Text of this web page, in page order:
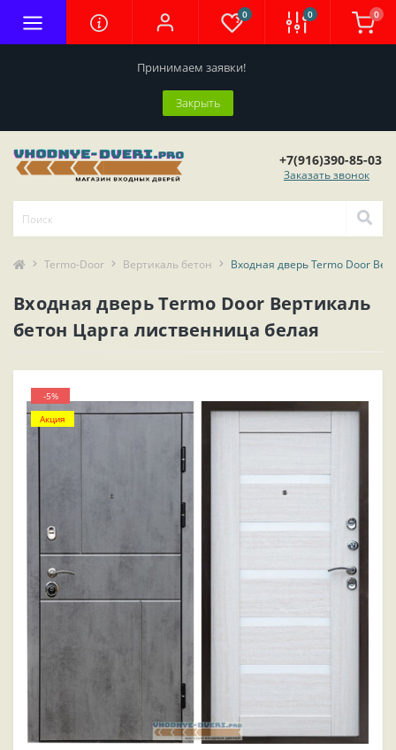
Принимаем заявки!
Закрыть
0 0 0
+7(916)390-85-03
Заказать звонок
Termo-Door Вертикаль бетон Входная дверь Termo Door
Входная дверь Termo Door Вертикаль
бетон Царга лиственница белая
-5%
Акция